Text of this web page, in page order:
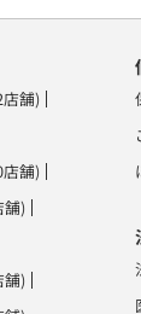
店舗)
舗)
舗)
舗)